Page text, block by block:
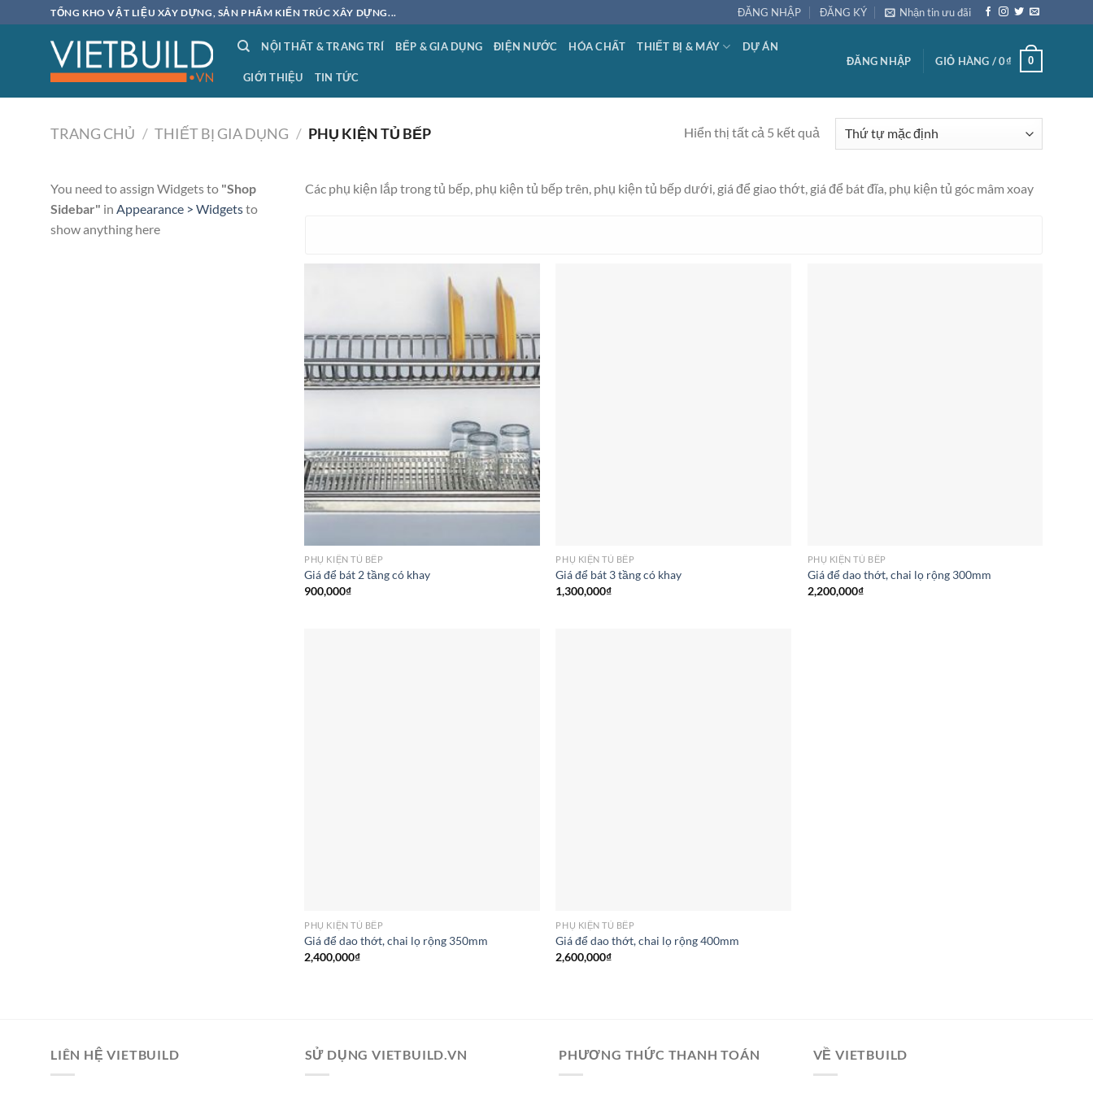
qua
TỔNG KHO VẬT LIỆU XÂY DỰNG, SẢN PHẨM KIẾN TRÚC XÂY DỰNG... ĐĂNG NHẬP ĐĂNG KÝ Nhận tin ưu đãi
NỘI THẤT & TRANG TRÍ BẾP & GIA DỤNG ĐIỆN NƯỚC HÓA CHẤT THIẾT BỊ & MÁY DỰ ÁN
GIỚI THIỆU TIN TỨC
ĐĂNG NHẬP GIỎ HÀNG /0₫ 0
TRANG CHỦ / THIẾT BỊ GIA DỤNG / PHỤ KIỆN TỦ BẾP Hiển thị tất cả 5 kết quả
You need to assign Widgets to "Shop
Sidebar" in Appearance > Widgetsto
show anything here
Các phụ kiện lắp trong tủ bếp, phụ kiện tủ bếp trên, phụ kiện tủ bếp dưới, giá để giao thớt, giá để bát đĩa, phụ kiện tủ góc mâm xoay
Add to
wishlist
PHỤ KIỆN TỦ BẾP
Giá để bát 2 tầng có khay
900,000₫
PHỤ KIỆN TỦ BẾP
Giá để bát 3 tầng có khay
1,300,000₫
PHỤ KIỆN TỦ BẾP
Giá để dao thớt, chai lọ rộng 300mm
2,200,000₫
PHỤ KIỆN TỦ BẾP
Giá để dao thớt, chai lọ rộng 350mm
2,400,000₫
PHỤ KIỆN TỦ BẾP
Giá để dao thớt, chai lọ rộng 400mm
2,600,000₫
LIÊN HỆ VIETBUILD SỬ DỤNG VIETBUILD.VN PHƯƠNG THỨC THANH TOÁN VỀ VIETBUILD